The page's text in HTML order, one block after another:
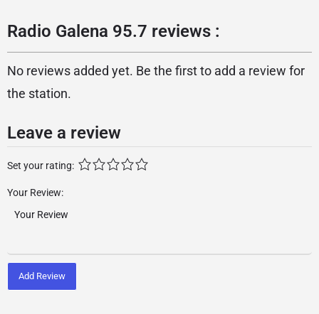
Radio Galena 95.7 reviews :
No reviews added yet. Be the first to add a review for
the station.
Leave a review
Set your rating:
Your Review:
Add Review